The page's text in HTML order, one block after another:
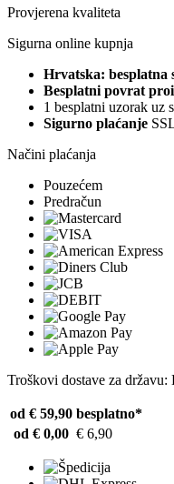
Provjerena kvaliteta
Sigurna online kupnja
Hrvatska: besplatna
Besplatni povrat
1 besplatni uzorak uz
Sigurno plaćanje
Načini plaćanja
Pouzećem
Predračun
Troškovi dostave za državu:
od € 59,90 besplatno*
od € 0,00 € 6,90